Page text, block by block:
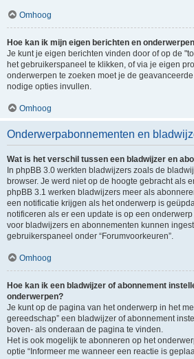
Omhoog
Hoe kan ik mijn eigen berichten en
Je kunt je eigen berichten vinden door of op de
het gebruikerspaneel te klikken, of via je eigen
onderwerpen te zoeken moet je de
nodige opties invullen.
Omhoog
Onderwerpabonnementen en
Wat is het verschil tussen een bladwijzer en
In phpBB 3.0 werkten bladwijzers zoals de
browser. Je werd niet op de hoogte gebracht als
phpBB 3.1 werken bladwijzers meer als
een notificatie krijgen als het onderwerp is
notificeren als er een update is op een
voor bladwijzers en abonnementen kunnen
gebruikerspaneel onder “Forumvoorkeuren”.
Omhoog
Hoe kan ik een bladwijzer of abonnement
onderwerpen?
Je kunt op de pagina van het onderwerp in het
gereedschap” een bladwijzer of abonnement
boven- als onderaan de pagina te vinden.
Het is ook mogelijk te abonneren op het
optie “Informeer me wanneer een reactie is